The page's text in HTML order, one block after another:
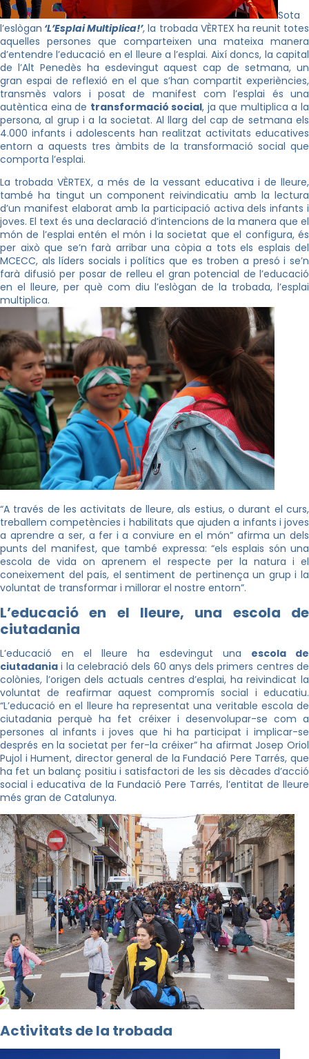
Sota
l’eslògan ‘L’Esplai Multiplica!’, la trobada VÈRTEX ha reunit totes
aquelles persones que comparteixen una mateixa manera
d’entendre l’educació en el lleure a l’esplai. Així doncs, la capital
de l’Alt Penedès ha esdevingut aquest cap de setmana, un
gran espai de reflexió en el que s’han compartit experiències,
transmès valors i posat de manifest com l’esplai és una
autèntica eina de transformació social, ja que multiplica a la
persona, al grup i a la societat. Al llarg del cap de setmana els
4.000 infants i adolescents han realitzat activitats educatives
entorn a aquests tres àmbits de la transformació social que
comporta l’esplai.
La trobada VÈRTEX, a més de la vessant educativa i de lleure,
també ha tingut un component reivindicatiu amb la lectura
d’un manifest elaborat amb la participació activa dels infants i
joves. El text és una declaració d’intencions de la manera que el
món de l’esplai entén el món i la societat que el configura, és
per això que se’n farà arribar una còpia a tots els esplais del
MCECC, als líders socials i polítics que es troben a presó i se’n
farà difusió per posar de relleu el gran potencial de l’educació
en el lleure, per què com diu l’eslògan de la trobada, l’esplai
multiplica.
“A través de les activitats de lleure, als estius, o durant el curs,
treballem competències i habilitats que ajuden a infants i joves
a aprendre a ser, a fer i a conviure en el món” afirma un dels
punts del manifest, que també expressa: “els esplais són una
escola de vida on aprenem el respecte per la natura i el
coneixement del país, el sentiment de pertinença un grup i la
voluntat de transformar i millorar el nostre entorn”.
L’educació en el lleure, una escola de
ciutadania
L’educació en el lleure ha esdevingut una escola de
ciutadania i la celebració dels 60 anys dels primers centres de
colònies, l’origen dels actuals centres d’esplai, ha reivindicat la
voluntat de reafirmar aquest compromís social i educatiu.
“L’educació en el lleure ha representat una veritable escola de
ciutadania perquè ha fet créixer i desenvolupar-se com a
persones al infants i joves que hi ha participat i implicar-se
després en la societat per fer-la créixer” ha afirmat Josep Oriol
Pujol i Hument, director general de la Fundació Pere Tarrés, que
ha fet un balanç positiu i satisfactori de les sis dècades d’acció
social i educativa de la Fundació Pere Tarrés, l’entitat de lleure
més gran de Catalunya.
Activitats de la trobada